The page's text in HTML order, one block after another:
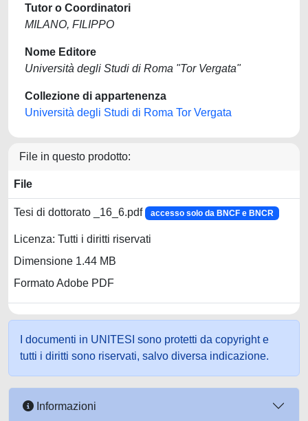
Tutor o Coordinatori
MILANO, FILIPPO
Nome Editore
Università degli Studi di Roma "Tor Vergata"
Collezione di appartenenza
Università degli Studi di Roma Tor Vergata
File in questo prodotto:
File
Tesi di dottorato _16_6.pdf accesso solo da BNCF e BNCR
Licenza: Tutti i diritti riservati
Dimensione 1.44 MB
Formato Adobe PDF
I documenti in UNITESI sono protetti da copyright e
tutti i diritti sono riservati, salvo diversa indicazione.
Informazioni